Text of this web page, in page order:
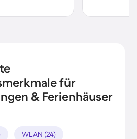
für
& Ferienhäuser
WLAN (24)